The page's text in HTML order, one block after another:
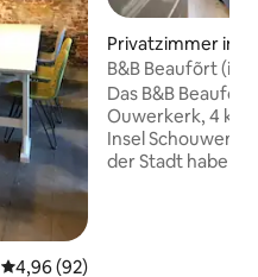
Durchschnittliche Bewertung:
4,96 (92)
Privatzimmer in
B&B Beaufõrt
Touristensteuer)
Das B&B
Ouwerkerk, 4 km
Insel Schouwen
der Stadt haben